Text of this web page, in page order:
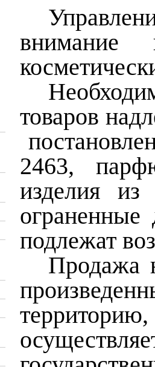
внимание
товаров
2463,
изделия
ограненные
подлежат
Продажа